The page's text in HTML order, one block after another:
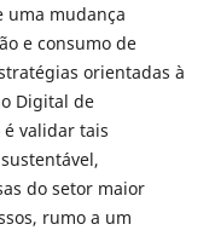
uma mudança
e consumo de
orientadas à
Digital de
validar tais
do setor maior
rumo a um